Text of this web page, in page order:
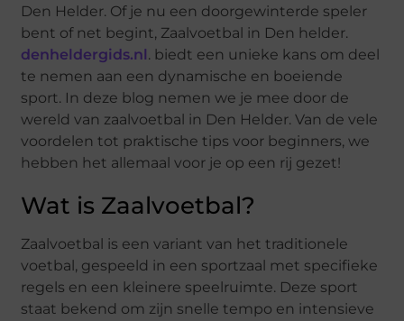
Den Helder. Of je nu een doorgewinterde speler
bent of net begint, Zaalvoetbal in Den helder.
denheldergids.nl . biedt een unieke kans om deel
te nemen aan een dynamische en boeiende
sport. In deze blog nemen we je mee door de
wereld van zaalvoetbal in Den Helder. Van de vele
voordelen tot praktische tips voor beginners, we
hebben het allemaal voor je op een rij gezet!
Wat is Zaalvoetbal?
Zaalvoetbal is een variant van het traditionele
voetbal, gespeeld in een sportzaal met specifieke
regels en een kleinere speelruimte. Deze sport
staat bekend om zijn snelle tempo en intensieve